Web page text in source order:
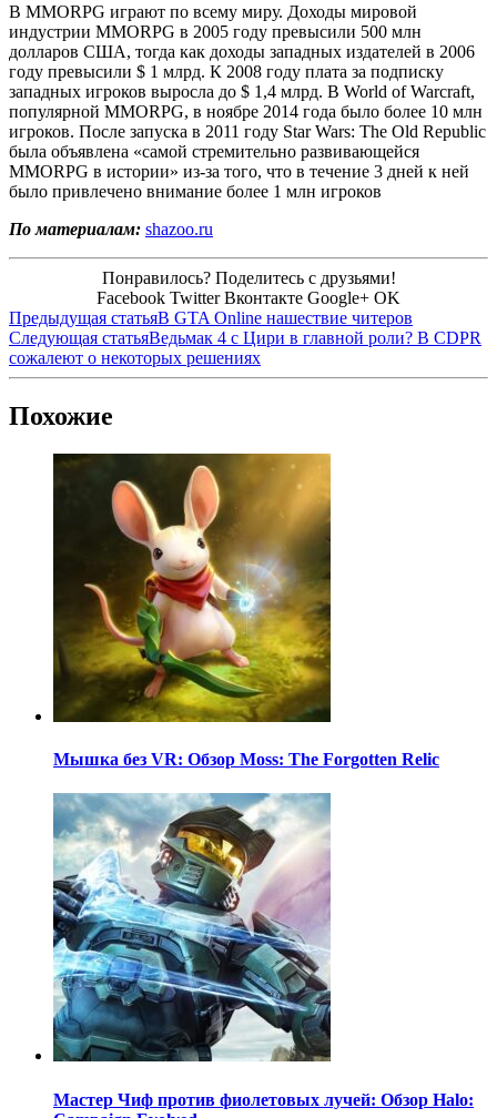
В MMORPG играют по всему миру. Доходы мировой
индустрии MMORPG в 2005 году превысили 500 млн
долларов США, тогда как доходы западных издателей в 2006
году превысили $ 1 млрд. К 2008 году плата за подписку
западных игроков выросла до $ 1,4 млрд. В World of Warcraft,
популярной MMORPG, в ноябре 2014 года было более 10 млн
игроков. После запуска в 2011 году Star Wars: The Old Republic
была объявлена «самой стремительно развивающейся
MMORPG в истории» из-за того, что в течение 3 дней к ней
было привлечено внимание более 1 млн игроков
По материалам: shazoo.ru
Понравилось? Поделитесь с друзьями!
Facebook Twitter Вконтакте Google+ OK
Предыдущая статьяВ GTA Online нашествие читеров
Следующая статьяВедьмак 4 с Цири в главной роли? В CDPR
сожалеют о некоторых решениях
Похожие
Мышка без VR: Обзор Moss: The Forgotten Relic
Мастер Чиф против фиолетовых лучей: Обзор Halo: